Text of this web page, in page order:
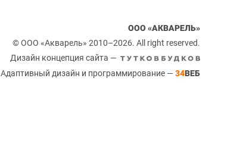
ООО «АКВАРЕЛЬ»
© ООО «Акварель» 2010–2026. All right reserved.
Дизайн концепция сайта —
Адаптивный дизайн и программирование — 34ВЕБ